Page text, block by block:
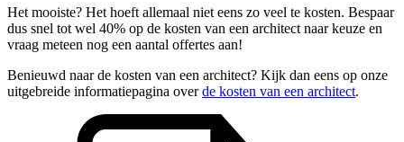
Het mooiste? Het hoeft allemaal niet eens zo veel te kosten. Bespaar
dus snel tot wel 40% op de kosten van een architect naar keuze en
vraag meteen nog een aantal offertes aan!
Benieuwd naar de kosten van een architect? Kijk dan eens op onze
uitgebreide informatiepagina overde kosten van een architect.